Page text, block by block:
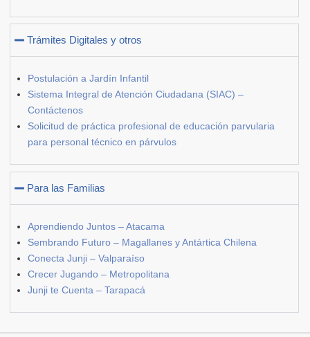
Trámites Digitales y otros
Postulación a Jardín Infantil
Sistema Integral de Atención Ciudadana (SIAC) –
Contáctenos
Solicitud de práctica profesional de educación parvularia
para personal técnico en párvulos
Para las Familias
Aprendiendo Juntos – Atacama
Sembrando Futuro – Magallanes y Antártica Chilena
Conecta Junji – Valparaíso
Crecer Jugando – Metropolitana
Junji te Cuenta – Tarapacá